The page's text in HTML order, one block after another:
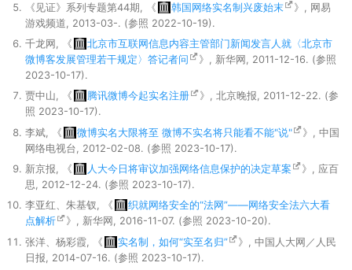
《见证》系列专题第44期, 《
韩国网络实名制兴废始末
》, 网易
游戏频道, 2013-03-. (参照 2022-10-19).
千龙网, 《
北京市互联网信息内容主管部门新闻发言人就〈北京市
微博客发展管理若干规定〉答记者问
》, 新华网, 2011-12-16. (参照
2023-10-17).
贾中山, 《
腾讯微博今起实名注册
》, 北京晚报, 2011-12-22. (参
照 2023-10-17).
李斌, 《
微博实名大限将至 微博不实名将只能看不能"说"
》, 中国
网络电视台, 2012-02-08. (参照 2023-10-17).
新京报, 《
人大今日将审议加强网络信息保护的决定草案
》, 应百
思, 2012-12-24. (参照 2023-10-17).
李亚红、朱基钗, 《
织就网络安全的“法网”——网络安全法六大看
点解析
》, 新华网, 2016-11-07. (参照 2023-10-20).
张洋、杨彩霞, 《
实名制，如何“实至名归”
》, 中国人大网／人民
日报, 2014-07-16. (参照 2023-10-17).